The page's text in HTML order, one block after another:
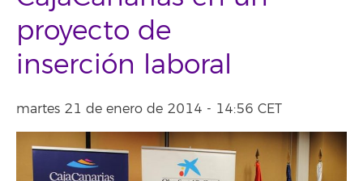
proyecto de
inserción laboral
martes 21 de enero de 2014 - 14:56 CET